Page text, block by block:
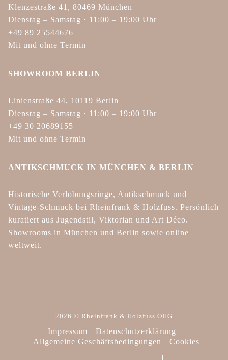
Klenzestraße 41, 80469 München
Dienstag – Samstag · 11:00 – 19:00 Uhr
+49 89 25544676
Mit und ohne Termin
SHOWROOM BERLIN
Linienstraße 44, 10119 Berlin
Dienstag – Samstag · 11:00 – 19:00 Uhr
+49 30 20689155
Mit und ohne Termin
ANTIKSCHMUCK IN MÜNCHEN & BERLIN
Historische Verlobungsringe, Antikschmuck und
Vintage-Schmuck bei Rheinfrank & Holzfuss. Persönlich
kuratiert aus Jugendstil, Viktorian und Art Déco.
Showrooms in München und Berlin sowie online
weltweit.
2026 © Rheinfrank & Holzfuss OHG
Impressum
Datenschutzerklärung
Allgemeine Geschäftsbedingungen
Cookies